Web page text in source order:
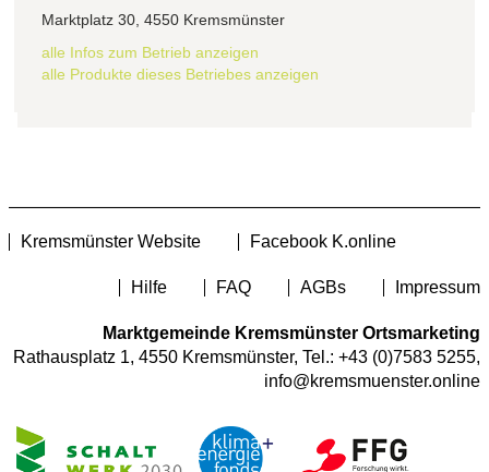
Marktplatz 30, 4550 Kremsmünster
alle Infos zum Betrieb anzeigen
alle Produkte dieses Betriebes anzeigen
Kremsmünster Website Facebook K.online
Hilfe FAQ AGBs Impressum
Marktgemeinde Kremsmünster Ortsmarketing
Rathausplatz 1, 4550 Kremsmünster, Tel.: +43 (0)7583 5255,
info@kremsmuenster.online